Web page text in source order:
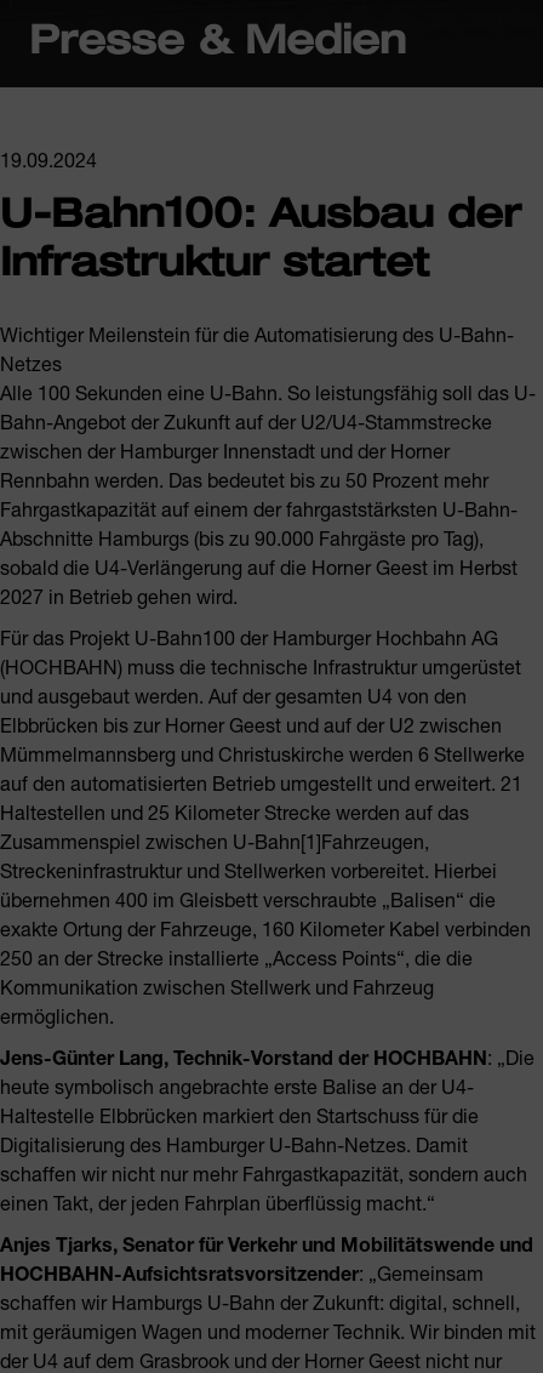
Presse & Medien
19.09.2024
U-Bahn100: Ausbau der
Infrastruktur startet
Wichtiger Meilenstein für die Automatisierung des U-Bahn-
Netzes
Alle 100 Sekunden eine U-Bahn. So leistungsfähig soll das U-
Bahn-Angebot der Zukunft auf der U2/U4-Stammstrecke
zwischen der Hamburger Innenstadt und der Horner
Rennbahn werden. Das bedeutet bis zu 50 Prozent mehr
Fahrgastkapazität auf einem der fahrgaststärksten U-Bahn-
Abschnitte Hamburgs (bis zu 90.000 Fahrgäste pro Tag),
sobald die U4-Verlängerung auf die Horner Geest im Herbst
2027 in Betrieb gehen wird.
Für das Projekt U-Bahn100 der Hamburger Hochbahn AG
(HOCHBAHN) muss die technische Infrastruktur umgerüstet
und ausgebaut werden. Auf der gesamten U4 von den
Elbbrücken bis zur Horner Geest und auf der U2 zwischen
Mümmelmannsberg und Christuskirche werden 6 Stellwerke
auf den automatisierten Betrieb umgestellt und erweitert. 21
Haltestellen und 25 Kilometer Strecke werden auf das
Zusammenspiel zwischen U-Bahn[1]Fahrzeugen,
Streckeninfrastruktur und Stellwerken vorbereitet. Hierbei
übernehmen 400 im Gleisbett verschraubte „Balisen“ die
exakte Ortung der Fahrzeuge, 160 Kilometer Kabel verbinden
250 an der Strecke installierte „Access Points“, die die
Kommunikation zwischen Stellwerk und Fahrzeug
ermöglichen.
Jens-Günter Lang, Technik-Vorstand der HOCHBAHN: „Die
heute symbolisch angebrachte erste Balise an der U4-
Haltestelle Elbbrücken markiert den Startschuss für die
Digitalisierung des Hamburger U-Bahn-Netzes. Damit
schaffen wir nicht nur mehr Fahrgastkapazität, sondern auch
einen Takt, der jeden Fahrplan überflüssig macht.“
Anjes Tjarks, Senator für Verkehr und Mobilitätswende und
HOCHBAHN-Aufsichtsratsvorsitzender: „Gemeinsam
schaffen wir Hamburgs U-Bahn der Zukunft: digital, schnell,
mit geräumigen Wagen und moderner Technik. Wir binden mit
der U4 auf dem Grasbrook und der Horner Geest nicht nur